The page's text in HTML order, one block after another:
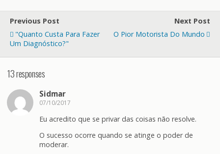
Previous Post
"Quanto Custa Para Fazer
Um Diagnóstico?"
Next Post
O Pior Motorista Do Mundo
13 responses
Sidmar
07/10/2017
Eu acredito que se privar das coisas não resolve.
O sucesso ocorre quando se atinge o poder de
moderar.